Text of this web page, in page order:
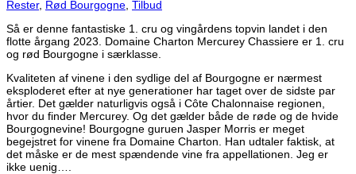
-
Mercurey
1.
“La
Chassiere”
Rouge
2023
antal
Rester, Rød Bourgogne Tilbud
Så er denne fantastiske 1. cru og vingårdens topvin landet i den
flotte årgang 2023. Domaine Charton Mercurey Chassiere er 1. cru
og rød Bourgogne i særklasse.
Kvaliteten af vinene i den sydlige del af Bourgogne er nærmest
eksploderet efter at nye generationer har taget over de sidste par
årtier. Det gælder naturligvis også i Côte Chalonnaise regionen,
hvor du finder Mercurey. Og det gælder både de røde og de hvide
Bourgognevine! Bourgogne guruen Jasper Morris er meget
begejstret for vinene fra Domaine Charton. Han udtaler faktisk, at
det måske er de mest spændende vine fra appellationen. Jeg er
ikke uenig….